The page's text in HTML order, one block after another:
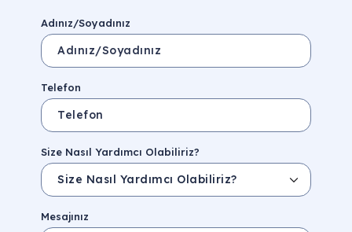
Adınız/Soyadınız
Telefon
Size Nasıl Yardımcı Olabiliriz?
Mesajınız